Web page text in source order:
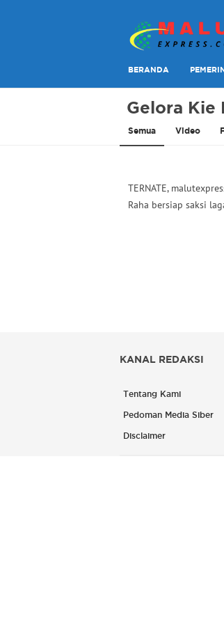
Malut Express
Berita Lebih Cepat
BERANDA
Gelora Kie
Semua Video
​TERNATE,
Raha bersiap saksi
KANAL REDAKSI
Tentang Kami
Pedoman Media Siber
Disclaimer